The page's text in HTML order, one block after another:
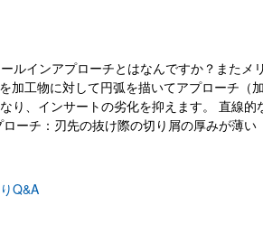
ルインアプローチとはなんですか？またメ
加工物に対して円弧を描いてアプローチ（
り、インサートの劣化を抑えます。 直線的
ーチ：刃先の抜け際の切り屑の厚みが薄
Q&A